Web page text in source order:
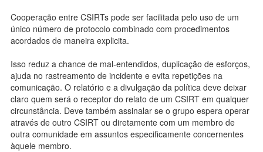
Cooperação entre CSIRTs pode ser facilitada pelo uso de um
único número de protocolo combinado com procedimentos
acordados de maneira explicita.
Isso reduz a chance de mal-entendidos, duplicação de esforços,
ajuda no rastreamento de incidente e evita repetições na
comunicação. O relatório e a divulgação da política deve deixar
claro quem será o receptor do relato de um CSIRT em qualquer
circunstância. Deve também assinalar se o grupo espera operar
através de outro CSIRT ou diretamente com um membro de
outra comunidade em assuntos especificamente concernentes
àquele membro.